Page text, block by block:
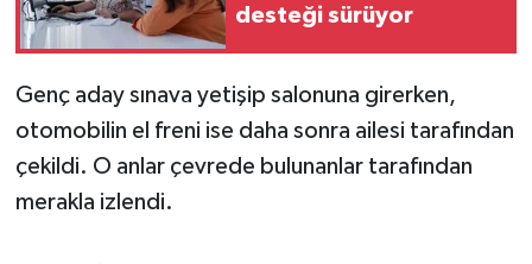
desteği sürüyor
Genç aday sınava yetişip salonuna girerken,
otomobilin el freni ise daha sonra ailesi tarafından
çekildi. O anlar çevrede bulunanlar tarafından
merakla izlendi.